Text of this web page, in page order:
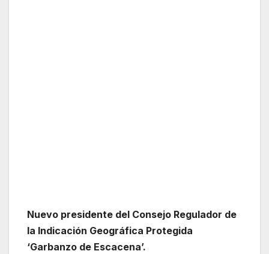
Nuevo presidente del Consejo Regulador de
la Indicación Geográfica Protegida
‘Garbanzo de Escacena’.